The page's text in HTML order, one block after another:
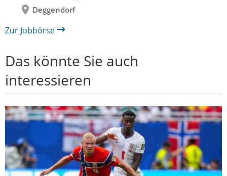
Deggendorf
Zur Jobbörse
Das könnte Sie auch
interessieren